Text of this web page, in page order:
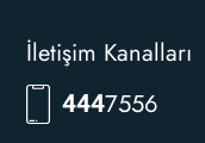
İletişim Kanalları
4447556